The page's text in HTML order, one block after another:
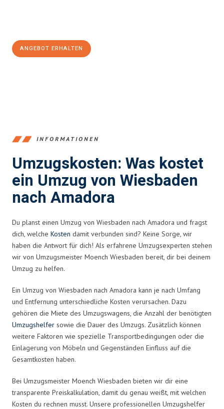
ANGEBOT ERHALTEN
INFORMATIONEN
Umzugskosten: Was kostet
ein Umzug von Wiesbaden
nach Amadora
Du planst einen Umzug von Wiesbaden nach Amadora und fragst
dich, welche Kosten damit verbunden sind? Keine Sorge, wir
haben die Antwort für dich! Als erfahrene Umzugsexperten stehen
wir von Umzugsmeister Moench Wiesbaden bereit, dir bei deinem
Umzug zu helfen.
Ein Umzug von Wiesbaden nach Amadora kann je nach Umfang
und Entfernung unterschiedliche Kosten verursachen. Dazu
gehören die Miete des Umzugswagens, die Anzahl der benötigten
Umzugshelfer sowie die Dauer des Umzugs. Zusätzlich können
weitere Faktoren wie spezielle Transportbedingungen oder die
Einlagerung von Möbeln und Gegenständen Einfluss auf die
Gesamtkosten haben.
Bei Umzugsmeister Moench Wiesbaden bieten wir dir eine
transparente Preiskalkulation, damit du genau weißt, mit welchen
Kosten du rechnen musst. Unsere professionellen Umzugshelfer